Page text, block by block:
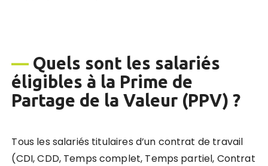
— Quels sont les salariés
éligibles à la Prime de
Partage de la Valeur (PPV) ?
Tous les salariés titulaires d’un contrat de travail
(CDI, CDD, Temps complet, Temps partiel, Contrat